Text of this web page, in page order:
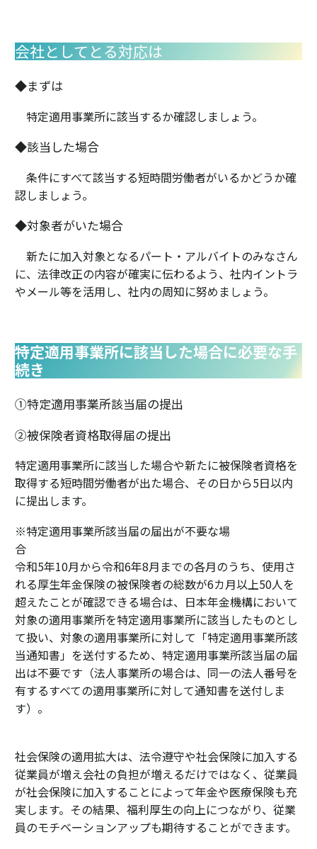
会社としてとる対応は
◆まずは
特定適用事業所に該当するか確認しましょう。
◆該当した場合
条件にすべて該当する短時間労働者がいるかどうか確
認しましょう。
◆対象者がいた場合
新たに加入対象となるパート・アルバイトのみなさん
に、法律改正の内容が確実に伝わるよう、社内イントラ
やメール等を活用し、社内の周知に努めましょう。
特定適用事業所に該当した場合に必要な手
続き
①特定適用事業所該当届の提出
②被保険者資格取得届の提出
特定適用事業所に該当した場合や新たに被保険者資格を
取得する短時間労働者が出た場合、その日から5日以内
に提出します。
※特定適用事業所該当届の届出が不要な場
令和5年10月から令和6年8月までの各月のうち、使用さ
れる厚生年金保険の被保険者の総数が6カ月以上50人を
超えたことが確認できる場合は、日本年金機構において
対象の適用事業所を特定適用事業所に該当したものとし
て扱い、対象の適用事業所に対して「特定適用事業所該
当通知書」を送付するため、特定適用事業所該当届の届
出は不要です（法人事業所の場合は、同一の法人番号を
有するすべての適用事業所に対して通知書を送付しま
す）。
社会保険の適用拡大は、法令遵守や社会保険に加入する
従業員が増え会社の負担が増えるだけではなく、従業員
が社会保険に加入することによって年金や医療保険も充
実します。その結果、福利厚生の向上につながり、従業
員のモチベーションアップも期待することができます。